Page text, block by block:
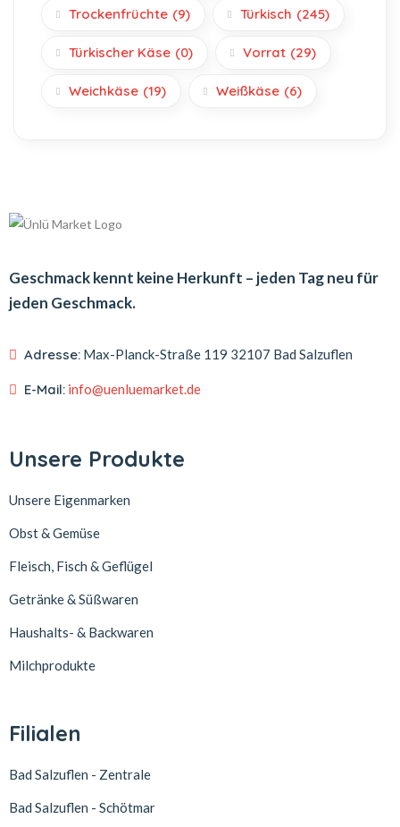
Trockenfrüchte (9) Türkisch (245)
Türkischer Käse (0) Vorrat (29)
Weichkäse (19) Weißkäse (6)
Geschmack kennt keine Herkunft – jeden Tag neu für
jeden Geschmack.
Adresse: Max-Planck-Straße 119 32107 Bad Salzuflen
E-Mail: info@uenluemarket.de
Unsere Produkte
Unsere Eigenmarken
Obst & Gemüse
Fleisch, Fisch & Geflügel
Getränke & Süßwaren
Haushalts- & Backwaren
Milchprodukte
Filialen
Bad Salzuflen - Zentrale
Bad Salzuflen - Schötmar